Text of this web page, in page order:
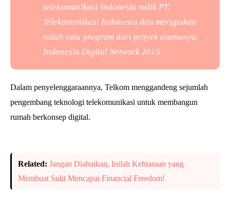
telekomunikasi Indonesia milik PT.
Telekomunikasi Indonesia dan merupakan
salah satu program dari proyek utamanya,
Indonesia Digital Network 2015.
Dalam penyelenggaraannya, Telkom menggandeng sejumlah
pengembang teknologi telekomunikasi untuk membangun
rumah berkonsep digital.
Related: Jangan Diabaikan, Inilah Kebiasaan yang
Membuat Sulit Mencapai Financial Freedom!